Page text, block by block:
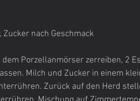
nach Geschmack
dem Porzellanmörser zerreiben, 2
Milch und Zucker in einem
Zurück auf den Herd